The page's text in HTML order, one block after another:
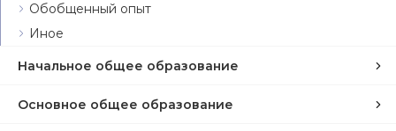
Обобщенный опыт
Иное
Начальное общее образование
Основное общее образование